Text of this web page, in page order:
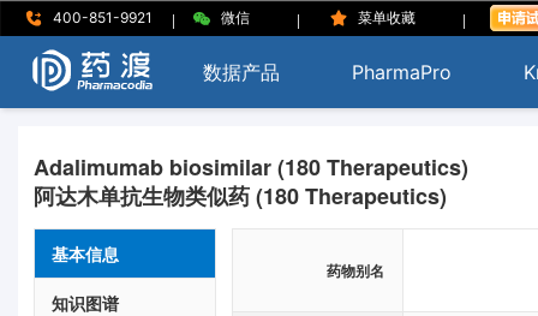
400-851-9921 | 微信 | 菜单收藏 |
数据产品 PharmaPro
Adalimumab biosimilar (180 Therapeutics)
阿达木单抗生物类似药 (180 Therapeutics)
基本信息
知识图谱
药物别名